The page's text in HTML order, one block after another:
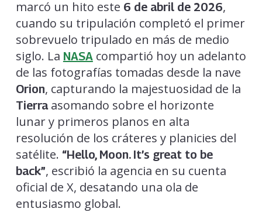
marcó un hito este 6 de abril de 2026,
cuando su tripulación completó el primer
sobrevuelo tripulado en más de medio
siglo. La NASAcompartió hoy un adelanto
de las fotografías tomadas desde la nave
Orion, capturando la majestuosidad de la
Tierraasomando sobre el horizonte
lunar y primeros planos en alta
resolución de los cráteres y planicies del
satélite. “Hello, Moon. It’s great to be
back”, escribió la agencia en su cuenta
oficial de X, desatando una ola de
entusiasmo global.